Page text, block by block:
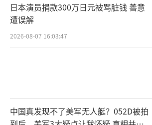
日本演员捐款300万日元被骂脏钱 善意
遭误解
2026-08-07 16:03:47
中国真发现不了美军无人艇？052D被拍